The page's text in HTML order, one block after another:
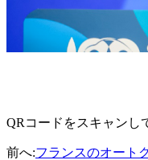
QRコードをスキャンし
前へ:フランスのオート